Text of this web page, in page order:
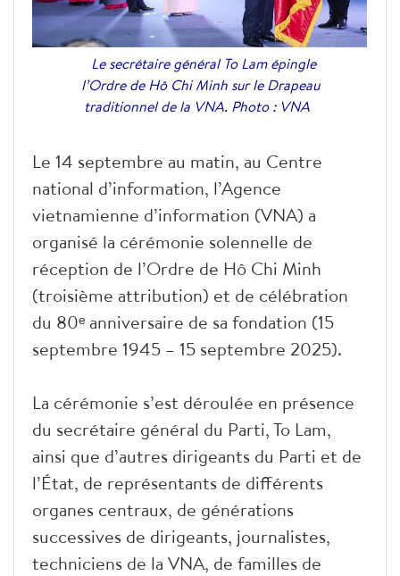
Le secrétaire général To Lam épingle
l’Ordre de Hô Chi Minh sur le Drapeau
traditionnel de la VNA. Photo : VNA
Le 14 septembre au matin, au Centre
national d’information, l’Agence
vietnamienne d’information (VNA) a
organisé la cérémonie solennelle de
réception de l’Ordre de Hô Chi Minh
(troisième attribution) et de célébration
du 80ᵉ anniversaire de sa fondation (15
septembre 1945 – 15 septembre 2025).
La cérémonie s’est déroulée en présence
du secrétaire général du Parti, To Lam,
ainsi que d’autres dirigeants du Parti et de
l’État, de représentants de différents
organes centraux, de générations
successives de dirigeants, journalistes,
techniciens de la VNA, de familles de